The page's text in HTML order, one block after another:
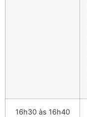
16h30 às 16h40